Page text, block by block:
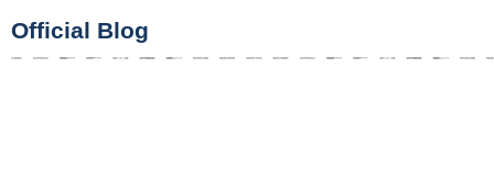
Official Blog